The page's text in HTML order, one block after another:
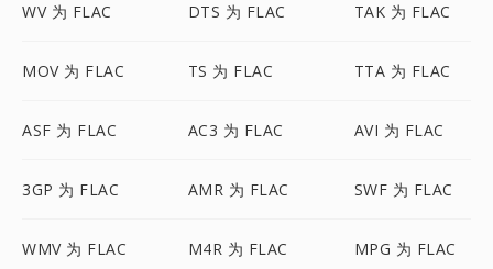
WV 为 FLAC DTS 为 FLAC TAK 为 FLAC
MOV 为 FLAC TS 为 FLAC TTA 为 FLAC
ASF 为 FLAC AC3 为 FLAC AVI 为 FLAC
3GP 为 FLAC AMR 为 FLAC SWF 为 FLAC
WMV 为 FLAC M4R 为 FLAC MPG 为 FLAC